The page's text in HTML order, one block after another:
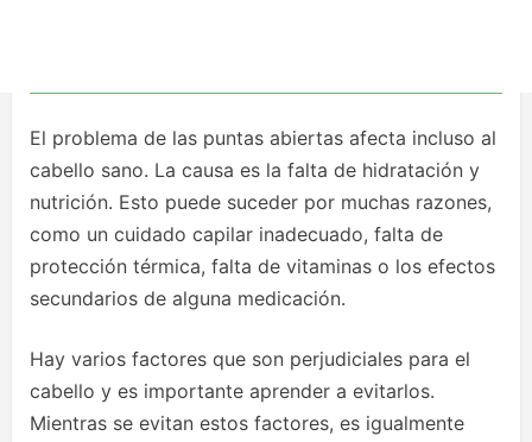
El problema de las puntas abiertas afecta incluso al
cabello sano. La causa es la falta de hidratación y
nutrición. Esto puede suceder por muchas razones,
como un cuidado capilar inadecuado, falta de
protección térmica, falta de vitaminas o los efectos
secundarios de alguna medicación.
Hay varios factores que son perjudiciales para el
cabello y es importante aprender a evitarlos.
Mientras se evitan estos factores, es igualmente